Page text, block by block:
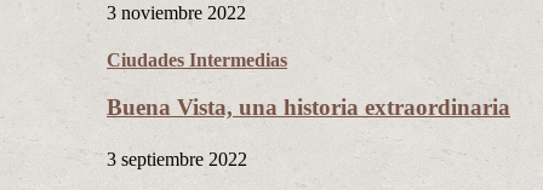
3 noviembre 2022
Ciudades Intermedias
Buena Vista, una historia extraordinaria
3 septiembre 2022